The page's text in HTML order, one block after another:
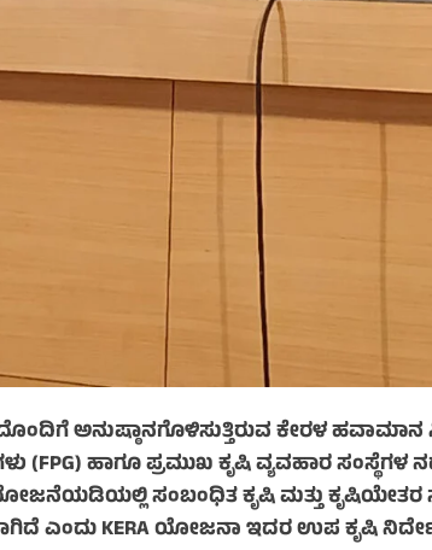
ಅನುಷ್ಠಾನಗೊಳಿಸುತ್ತಿರುವ ಕೇರಳ
ಹಾಗೂ ಪ್ರಮುಖ ಕೃಷಿ ವ್ಯವಹಾರ ಸಂಸ್ಥೆಗಳ
ಸಂಬಂಧಿತ ಕೃಷಿ ಮತ್ತು ಕೃಷಿಯೇತರ
ಎಂದು KERA ಯೋಜನಾ ಇದರ ಉಪ ಕೃಷಿ